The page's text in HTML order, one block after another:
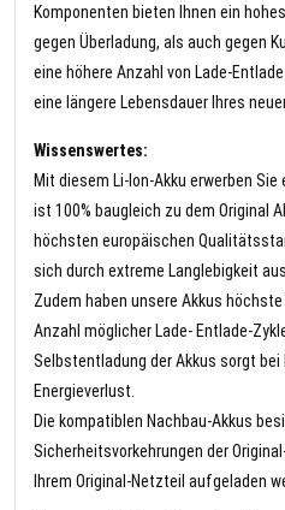
Komponenten bieten Ihnen ein
gegen Überladung, als auch gegen
eine höhere Anzahl von Lade-
eine längere Lebensdauer Ihres
Wissenswertes:
Mit diesem Li-Ion-Akku erwerben
ist 100% baugleich zu dem Original
höchsten europäischen
sich durch extreme Langlebigkeit
Zudem haben unsere Akkus
Anzahl möglicher Lade- Entlade-
Selbstentladung der Akkus sorgt
Energieverlust.
Die kompatiblen Nachbau-Akkus
Sicherheitsvorkehrungen der
Ihrem Original-Netzteil aufgeladen